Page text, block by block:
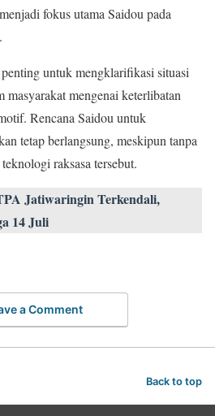
fokus utama Saidou pada
untuk mengklarifikasi situasi
masyarakat mengenai keterlibatan
Rencana Saidou untuk
tetap berlangsung, meskipun tanpa
raksasa tersebut.
Jatiwaringin Terkendali,
14 Juli
a Comment
Back to top